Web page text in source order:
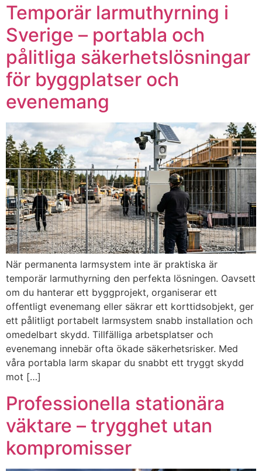
Temporär larmuthyrning i
Sverige – portabla och
pålitliga säkerhetslösningar
för byggplatser och
evenemang
När permanenta larmsystem inte är praktiska är
temporär larmuthyrning den perfekta lösningen. Oavsett
om du hanterar ett byggprojekt, organiserar ett
offentligt evenemang eller säkrar ett korttidsobjekt, ger
ett pålitligt portabelt larmsystem snabb installation och
omedelbart skydd. Tillfälliga arbetsplatser och
evenemang innebär ofta ökade säkerhetsrisker. Med
våra portabla larm skapar du snabbt ett tryggt skydd
mot […]
Professionella stationära
väktare – trygghet utan
kompromisser